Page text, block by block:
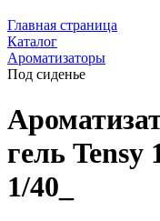
Главная страница
Каталог
Ароматизаторы
Под сиденье
гель Tensy
1/40_